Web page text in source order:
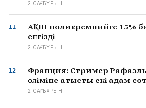
2 САҒ БҰРЫН
АҚШ поликремнийге 15%
енгізді
2 САҒ БҰРЫН
Франция: Стример
өліміне қатысты екі адам
2 САҒ БҰРЫН